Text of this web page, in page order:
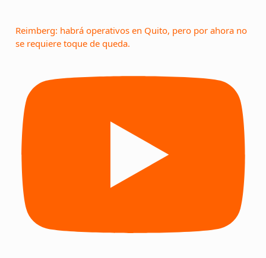
Reimberg: habrá operativos en Quito, pero por ahora no
se requiere toque de queda.